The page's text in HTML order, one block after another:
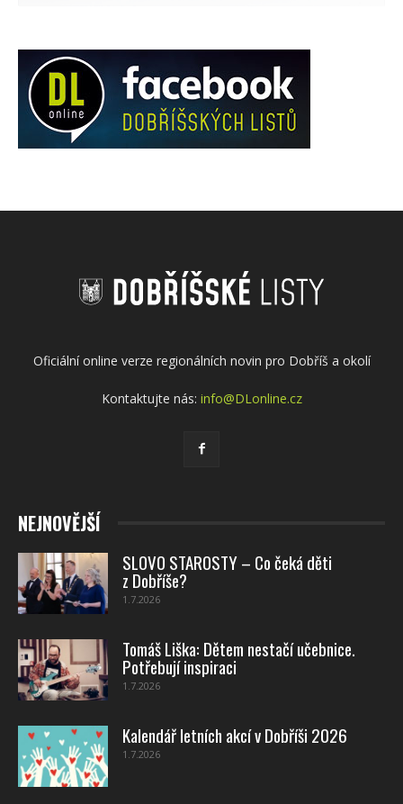
Oficiální online verze regionálních novin pro Dobříš a okolí
Kontaktujte nás: info@DLonline.cz
NEJNOVĚJŠÍ
SLOVO STAROSTY – Co čeká děti
z Dobříše?
1.7.2026
Tomáš Liška: Dětem nestačí učebnice.
Potřebují inspiraci
1.7.2026
Kalendář letních akcí v Dobříši 2026
1.7.2026